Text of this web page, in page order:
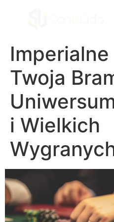
panel
panel
panel
panel
Twoja
i Wielkich